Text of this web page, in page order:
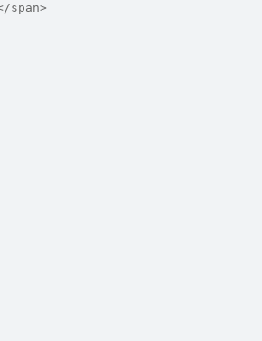
span>